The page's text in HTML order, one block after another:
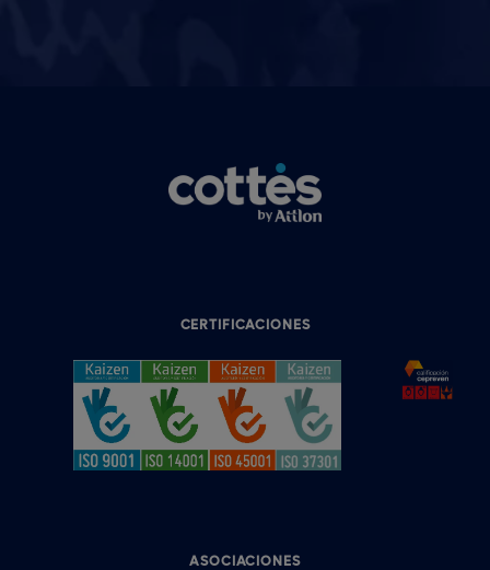
CERTIFICACIONES
ASOCIACIONES